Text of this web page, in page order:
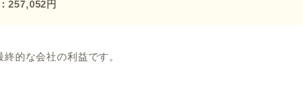
257,052円
終的な会社の利益です。